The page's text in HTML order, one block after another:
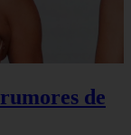
de